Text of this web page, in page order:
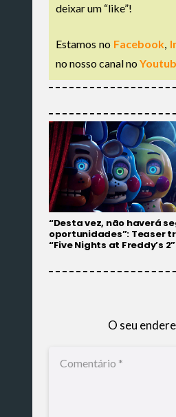
deixar um “like”!
Estamos no Facebook,
no nosso canal no
“Desta vez, não haverá
oportunidades”: Teaser
“Five Nights at Freddy’s 2”
O seu